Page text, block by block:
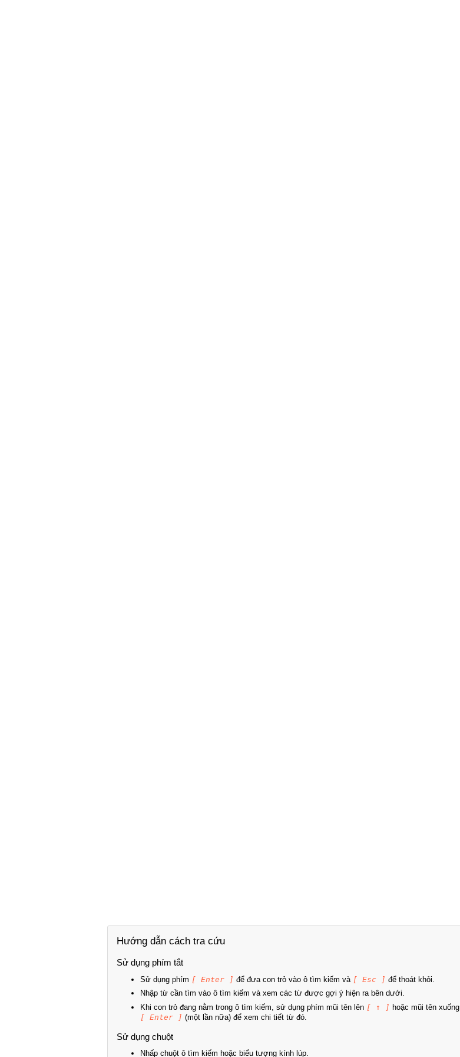
Hướng dẫn cách tra cứu
Sử dụng phím tắt
Sử dụng phím [ Enter ] để đưa con trỏ vào ô tìm kiếm và [ Esc ] để thoát khỏi.
Nhập từ cần tìm vào ô tìm kiếm và xem các từ được gợi ý hiện ra bên dưới.
Khi con trỏ đang nằm trong ô tìm kiếm, sử dụng phím mũi tên lên [ ↑ ] hoặc mũi tên xuống
[ Enter ] (một lần nữa) để xem chi tiết từ đó.
Sử dụng chuột
Nhấp chuột ô tìm kiếm hoặc biểu tượng kính lúp.